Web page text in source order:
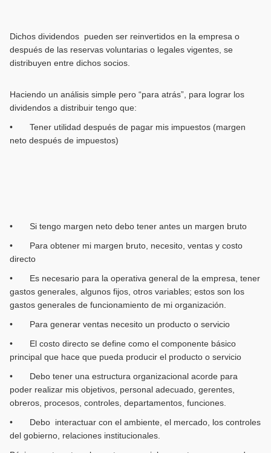
Dichos dividendos pueden ser reinvertidos en la empresa o
después de las reservas voluntarias o legales vigentes, se
distribuyen entre dichos socios.
Haciendo un análisis simple pero “para atrás”, para lograr los
dividendos a distribuir tengo que:
• Tener utilidad después de pagar mis impuestos (margen
neto después de impuestos)
• Si tengo margen neto debo tener antes un margen bruto
• Para obtener mi margen bruto, necesito, ventas y costo
directo
• Es necesario para la operativa general de la empresa, tener
gastos generales, algunos fijos, otros variables; estos son los
gastos generales de funcionamiento de mi organización.
• Para generar ventas necesito un producto o servicio
• El costo directo se define como el componente básico
principal que hace que pueda producir el producto o servicio
• Debo tener una estructura organizacional acorde para
poder realizar mis objetivos, personal adecuado, gerentes,
obreros, procesos, controles, departamentos, funciones.
• Debo interactuar con el ambiente, el mercado, los controles
del gobierno, relaciones institucionales.